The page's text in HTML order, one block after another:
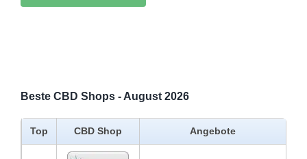
Beste CBD Shops - August 2026
Top CBD Shop Angebote